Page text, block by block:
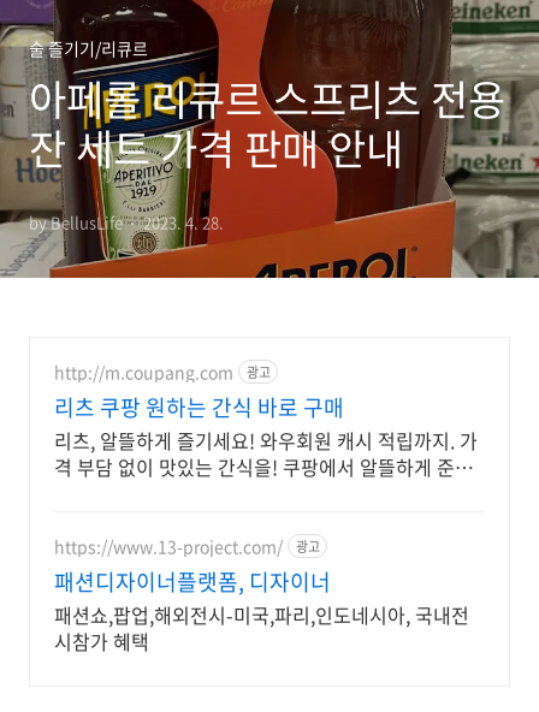
술 즐기기/리큐르
아페롤 리큐르 스프리츠 전용
잔 세트 가격 판매 안내
by BellusLife 2023. 4. 28.
http://m.coupang.com 광고
리츠 쿠팡 원하는 간식 바로 구매
리츠, 알뜰하게 즐기세요! 와우회원 캐시 적립까지. 가
격 부담 없이 맛있는 간식을! 쿠팡에서 알뜰하게 준비
https://www.13-project.com/ 광고
패션디자이너플랫폼, 디자이너
패션쇼,팝업,해외전시-미국,파리,인도네시아, 국내전
시참가 혜택